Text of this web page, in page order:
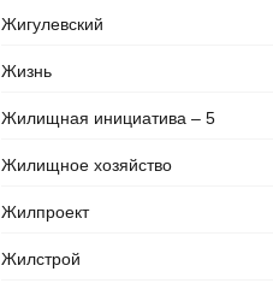
Жигулевский
Жизнь
Жилищная инициатива – 5
Жилищное хозяйство
Жилпроект
Жилстрой